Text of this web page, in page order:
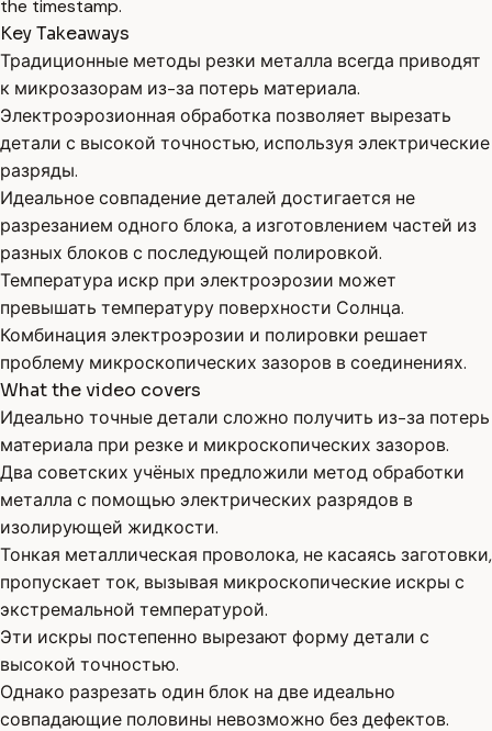
the timestamp.
Key Takeaways
Традиционные методы резки металла всегда приводят
к микрозазорам из-за потерь материала.
Электроэрозионная обработка позволяет вырезать
детали с высокой точностью, используя электрические
разряды.
Идеальное совпадение деталей достигается не
разрезанием одного блока, а изготовлением частей из
разных блоков с последующей полировкой.
Температура искр при электроэрозии может
превышать температуру поверхности Солнца.
Комбинация электроэрозии и полировки решает
проблему микроскопических зазоров в соединениях.
What the video covers
Идеально точные детали сложно получить из-за потерь
материала при резке и микроскопических зазоров.
Два советских учёных предложили метод обработки
металла с помощью электрических разрядов в
изолирующей жидкости.
Тонкая металлическая проволока, не касаясь заготовки,
пропускает ток, вызывая микроскопические искры с
экстремальной температурой.
Эти искры постепенно вырезают форму детали с
высокой точностью.
Однако разрезать один блок на две идеально
совпадающие половины невозможно без дефектов.